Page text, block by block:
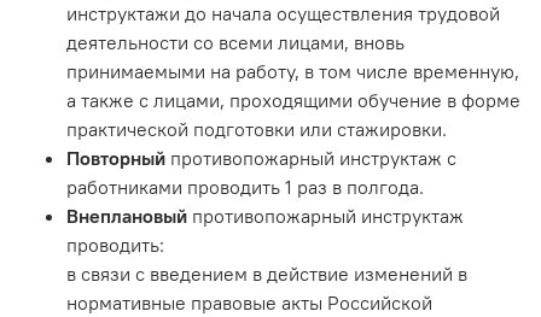
инструктажи до начала осуществления трудовой
деятельности со всеми лицами, вновь
принимаемыми на работу, в том числе временную,
а также с лицами, проходящими обучение в форме
практической подготовки или стажировки.
Повторный противопожарный инструктаж с
работниками проводить 1 раз в полгода.
Внеплановый противопожарный инструктаж
проводить:
в связи с введением в действие изменений в
нормативные правовые акты Российской